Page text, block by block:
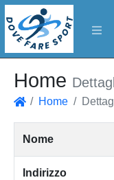
Home
Home
Nome
Indirizzo